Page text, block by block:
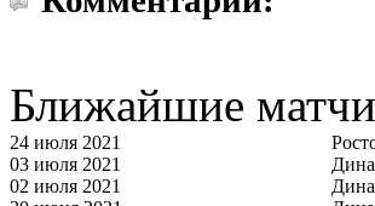
Ближайшие
24 июля 2021
03 июля 2021
02 июля 2021